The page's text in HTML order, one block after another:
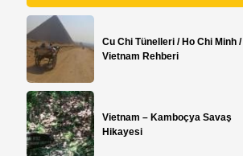
Cu Chi Tünelleri / Ho Chi Minh /
Vietnam Rehberi
Vietnam – Kamboçya Savaş
Hikayesi